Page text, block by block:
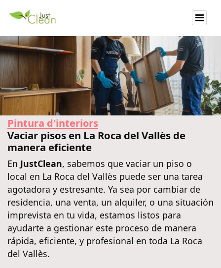
Pintura d'interiors
Vaciar pisos en La Roca del Vallès de
manera eficiente
En JustClean, sabemos que vaciar un piso o
local en La Roca del Vallès puede ser una tarea
agotadora y estresante. Ya sea por cambiar de
residencia, una venta, un alquiler, o una situación
imprevista en tu vida, estamos listos para
ayudarte a gestionar este proceso de manera
rápida, eficiente, y profesional en toda La Roca
del Vallès.